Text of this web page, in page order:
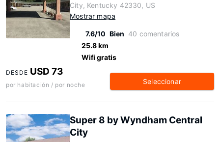
City, Kentucky 42330, US
Mostrar mapa
7.6/10 Bien 40 comentarios
25.8 km
Wifi gratis
DESDE USD 73
por habitación / por noche Seleccionar
Super 8 by Wyndham Central
City